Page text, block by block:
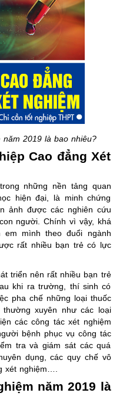
2019 là bao nhiêu?
Cao đẳng Xét
những nền tảng quan
hiện đại, là minh chứng
ảnh được các nghiên cứu
người. Chính vì vậy, khá
mình theo đuổi ngành
rất nhiều bạn trẻ có lực
triển nên rất nhiều bạn trẻ
khi ra trường, thí sinh có
pha chế những loại thuốc
xuyên như các loại
các công tác xét nghiệm
bệnh phục vụ công tác
tra và giám sát các quá
dụng, các quy chế vô
xét nghiệm….
năm 2019 là